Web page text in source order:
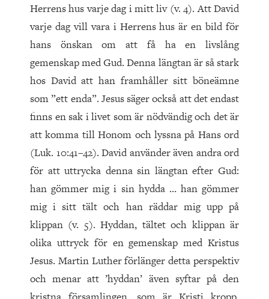
Herrens hus varje dag i mitt liv (v. 4). Att David
varje dag vill vara i Herrens hus är en bild för
hans önskan om att få ha en livslång
gemenskap med Gud. Denna längtan är så stark
hos David att han framhåller sitt böneämne
som ”ett enda”. Jesus säger också att det endast
finns en sak i livet som är nödvändig och det är
att komma till Honom och lyssna på Hans ord
(Luk. 10:41–42). David använder även andra ord
för att uttrycka denna sin längtan efter Gud:
han gömmer mig i sin hydda … han gömmer
mig i sitt tält och han räddar mig upp på
klippan (v. 5). Hyddan, tältet och klippan är
olika uttryck för en gemenskap med Kristus
Jesus. Martin Luther förlänger detta perspektiv
och menar att ’hyddan’ även syftar på den